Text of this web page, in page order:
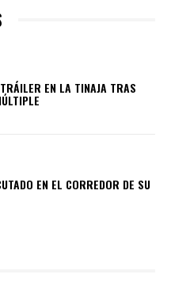
EN LA TINAJA TRAS
EN EL CORREDOR DE SU